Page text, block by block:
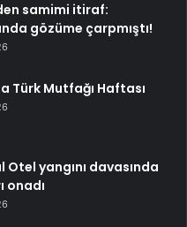
samimi itiraf:
gözüme çarpmıştı!
Türk Mutfağı Haftası
yangını davasında
onadı